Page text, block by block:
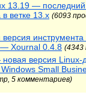
13.19 —
в ветке 13.x (6093
инструмента
Xournal 0.4.8 (4343
версия Linux-
Small
5 комментариев)